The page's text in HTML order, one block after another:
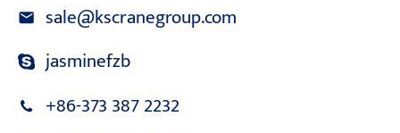
sale@kscranegroup.com
jasminefzb
+86-373 387 2232